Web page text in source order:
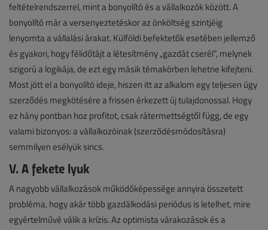
feltételrendszerrel, mint a bonyolító és a vállalkozók között. A
bonyolító már a versenyeztetéskor az önköltség szintjéig
lenyomta a vállalási árakat. Külföldi befektetők esetében jellemző
és gyakori, hogy félidőtájt a létesítmény „gazdát cserél”, melynek
szigorú a logikája, de ezt egy másik témakörben lehetne kifejteni.
Most jött el a bonyolító ideje, hiszen itt az alkalom egy teljesen úgy
szerződés megkötésére a frissen érkezett új tulajdonossal. Hogy
ez hány pontban hoz profitot, csak rátermettségtől függ, de egy
valami bizonyos: a vállalkozóinak (szerződésmódosításra)
semmilyen esélyük sincs.
V. A fekete lyuk
A nagyobb vállalkozások működőképessége annyira összetett
probléma, hogy akár több gazdálkodási periódus is letelhet, mire
egyértelművé válik a krízis. Az optimista várakozások és a